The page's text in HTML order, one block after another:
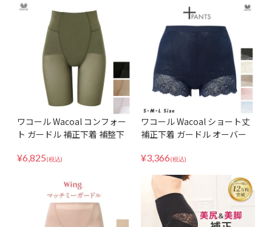
き可
ワコール Wacoal コンフォー
ト ガードル 補正下着 補整下
GFA155
¥6,825(税込)
ワコール Wacoal ショート丈
補正下着 ガードル オーバー
ップアップ レースタイプ 吸汗
速乾 インナー ボトム 日本製
¥3,366(税込)